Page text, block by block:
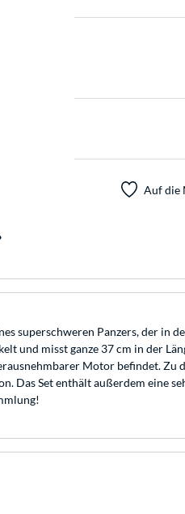
Auf die
superschweren Panzers, der in
und misst ganze 37 cm in der
Motor befindet.
Das Set enthält außerdem eine